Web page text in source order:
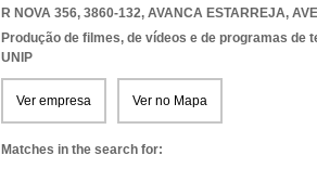
R NOVA 356, 3860-132, AVANCA ESTARREJA,
Produção de filmes, de vídeos e de programas de
UNIP
Ver empresa Ver no Mapa
Matches in the search for: